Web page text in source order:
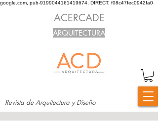
google.com, pub-9199044161419674, DIRECT, f08c47fec0942fa0
Revista de Arquitectura y Diseño
ACERCADE
ARQUITECTURA